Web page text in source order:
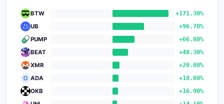
BTW
+171.30%
UB
+96.70%
PUMP
+66.80%
BEAT
+48.30%
XMR
+20.80%
ADA
+18.80%
OKB
+16.90%